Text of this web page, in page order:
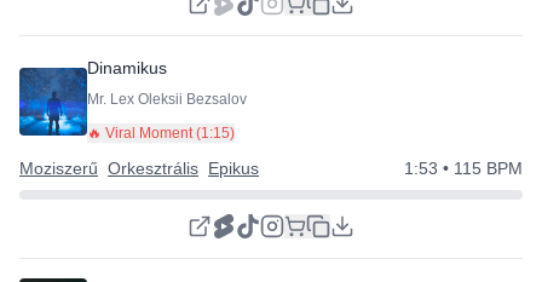
Dinamikus
Mr. Lex Oleksii Bezsalov
🔥 Viral Moment (1:15)
Moziszerű Orkesztrális Epikus 1:53 • 115 BPM